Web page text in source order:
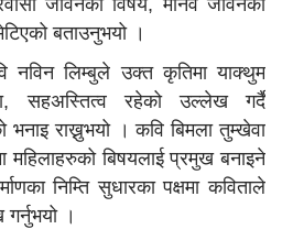
बताउनुभयो ।
नविन लिम्बुले उक्त कृतिमा याक्थुम
सहअस्तित्व रहेको उल्लेख गर्दै
भनाइ राख्नुभयो । कवि बिमला तुम्खेवा
महिलाहरुको बिषयलाई प्रमुख बनाइने
निम्ति सुधारका पक्षमा कविताले
।